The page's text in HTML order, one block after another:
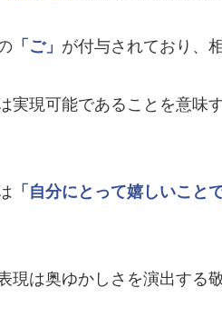
「ご」 が付与されており、
実現可能であることを意味
「自分にとって嬉しいことで
現は奥ゆかしさを演出する